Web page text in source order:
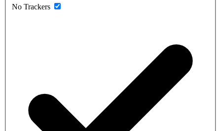
No Trackers